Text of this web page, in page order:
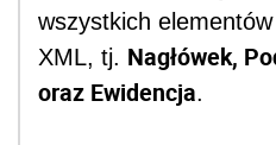
wszystkich
XML, tj. Nagłówek,
oraz Ewidencja.